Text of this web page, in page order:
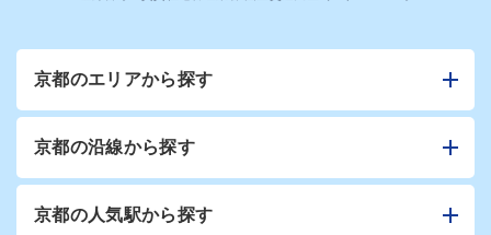
京都のエリアから探す
京都の沿線から探す
京都の人気駅から探す